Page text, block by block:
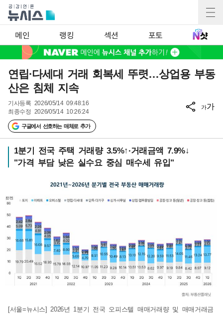
메인 랭킹 섹션 포토
연립·다세대 거래 회복세 뚜렷…상업용 부동
산은 침체 지속
기사등록 2026/05/14 09:48:16
최종수정 2026/05/14 10:26:24
구글에서 선호하는 매체로 추가
가가
1분기 전국 주택 거래량 3.5%↑·거래금액 7.9%↓
"가격 부담 낮은 실수요 중심 매수세 유입"
[서울=뉴시스] 2026년 1분기 전국 오피스텔 매매거래량 및 매매거래금